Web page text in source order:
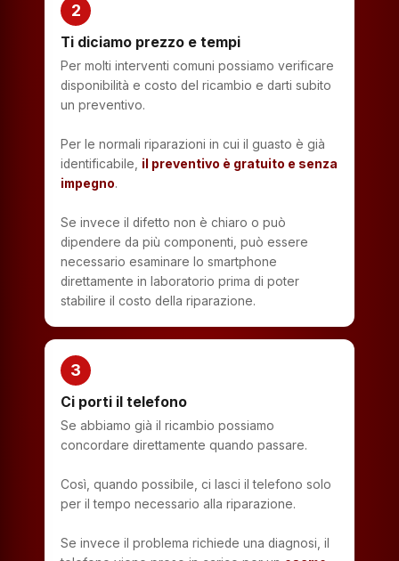
2
Ti diciamo prezzo e tempi
Per molti interventi comuni possiamo verificare
disponibilità e costo del ricambio e darti subito
un preventivo.
Per le normali riparazioni in cui il guasto è già
identificabile, il preventivo è gratuito e senza
impegno.
Se invece il difetto non è chiaro o può
dipendere da più componenti, può essere
necessario esaminare lo smartphone
direttamente in laboratorio prima di poter
stabilire il costo della riparazione.
3
Ci porti il telefono
Se abbiamo già il ricambio possiamo
concordare direttamente quando passare.
Così, quando possibile, ci lasci il telefono solo
per il tempo necessario alla riparazione.
Se invece il problema richiede una diagnosi, il